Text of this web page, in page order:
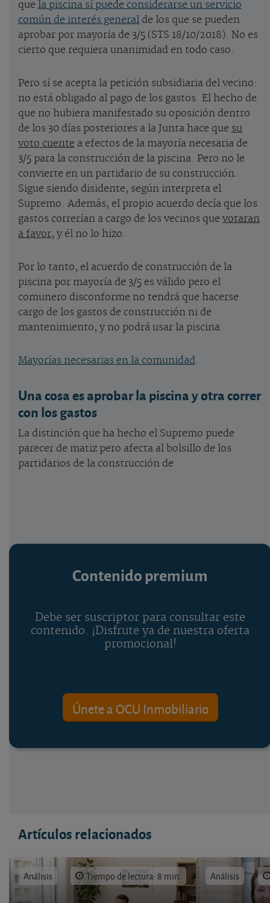
que la piscina sí puede considerarse un servicio
común de interés general de los que se pueden
aprobar por mayoría de 3/5 (STS 18/10/2018). No es
cierto que requiera unanimidad en todo caso.
Pero sí se acepta la petición subsidiaria del vecino:
no está obligado al pago de los gastos. El hecho de
que no hubiera manifestado su oposición dentro
de los 30 días posteriores a la Junta hace que su
voto cuente a efectos de la mayoría necesaria de
3/5 para la construcción de la piscina. Pero no le
convierte en un partidario de su construcción.
Sigue siendo disidente, según interpreta el
Supremo. Además, el propio acuerdo decía que los
gastos correrían a cargo de los vecinos que votaran
a favor, y él no lo hizo.
Por lo tanto, el acuerdo de construcción de la
piscina por mayoría de 3/5 es válido pero el
comunero disconforme no tendrá que hacerse
cargo de los gastos de construcción ni de
mantenimiento, y no podrá usar la piscina.
Mayorías necesarias en la comunidad.
Una cosa es aprobar la piscina y otra correr
con los gastos
La distinción que ha hecho el Supremo puede
parecer de matiz pero afecta al bolsillo de los
partidarios de la construcción de
Contenido premium
Debe ser suscriptor para consultar este
contenido. ¡Disfrute ya de nuestra oferta
promocional!
Únete a OCU Inmobiliario
Artículos relacionados
Análisis Tiempo de lectura: 8 min. Análisis